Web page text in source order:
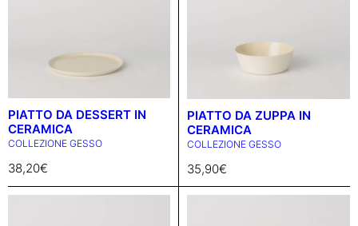
PIATTO DA DESSERT IN
CERAMICA
COLLEZIONE GESSO
38,20€
PIATTO DA ZUPPA IN
CERAMICA
COLLEZIONE GESSO
35,90€